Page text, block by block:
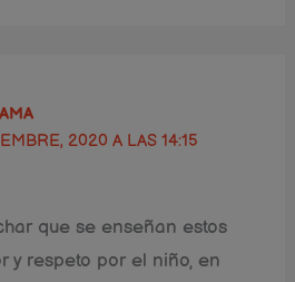
2020 A LAS 14:15
que se enseñan estos
y respeto por el niño, en